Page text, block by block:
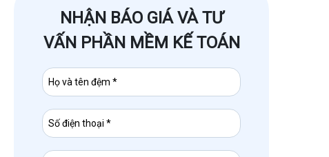
NHẬN BÁO GIÁ VÀ TƯ
VẤN PHẦN MỀM KẾ TOÁN